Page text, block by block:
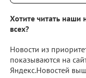
Хотите читать наши
всех?
Новости из
показываются на
Яндекс.Новостей